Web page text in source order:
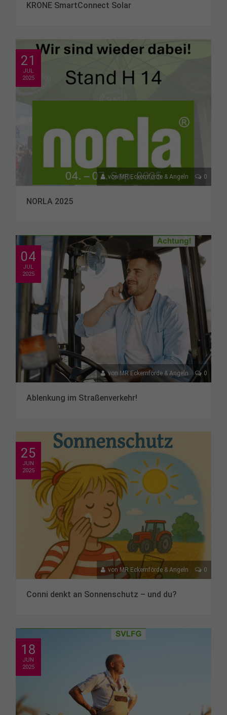
KRONE SmartConnect Solar
21
JUL
2025
vonMR Eckernförde & Angeln 0
NORLA 2025
04
JUL
2025
von MR Eckernförde & Angeln 0
Ablenkung im Straßenverkehr!
25
JUN
2025
von MR Eckernförde & Angeln 0
Conni denkt an Sonnenschutz – und du?
18
JUN
2025